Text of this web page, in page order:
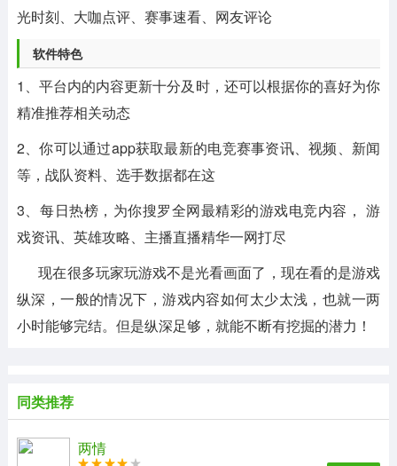
光时刻、大咖点评、赛事速看、网友评论
软件特色
1、平台内的内容更新十分及时，还可以根据你的喜好为你
精准推荐相关动态
2、你可以通过app获取最新的电竞赛事资讯、视频、新闻
等，战队资料、选手数据都在这
3、每日热榜，为你搜罗全网最精彩的游戏电竞内容， 游
戏资讯、英雄攻略、主播直播精华一网打尽
现在很多玩家玩游戏不是光看画面了，现在看的是游戏
纵深，一般的情况下，游戏内容如何太少太浅，也就一两
小时能够完结。但是纵深足够，就能不断有挖掘的潜力！
同类推荐
两情